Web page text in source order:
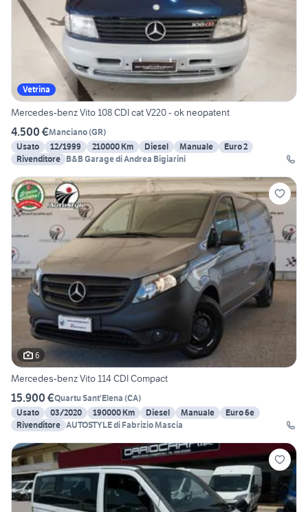
Vetrina
Mercedes-benz Vito 108 CDI cat V220 - ok neopatent
4.500 €Manciano(GR)
Usato
12/1999 210000 Km Diesel Manuale
Euro 2
Rivenditore
B&B Garage di Andrea Bigiarini
6
Mercedes-benz Vito 114 CDI Compact
15.900 €Quartu Sant'Elena (CA)
Usato
03/2020 190000 Km Diesel Manuale
Euro 6e
Rivenditore AUTOSTYLE di Fabrizio Mascia